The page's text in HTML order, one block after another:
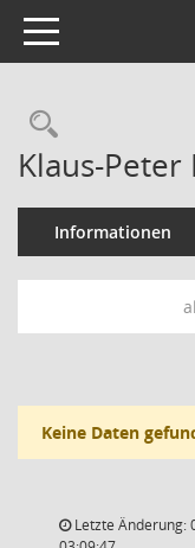
Toggle navigation
Klaus-Peter
Informationen
Keine Daten
Letzte Änderung: